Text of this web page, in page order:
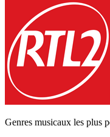
Genres musicaux les plus